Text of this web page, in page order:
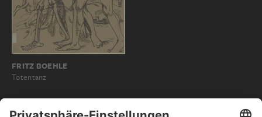
FRITZ BOEHLE
Totentanz